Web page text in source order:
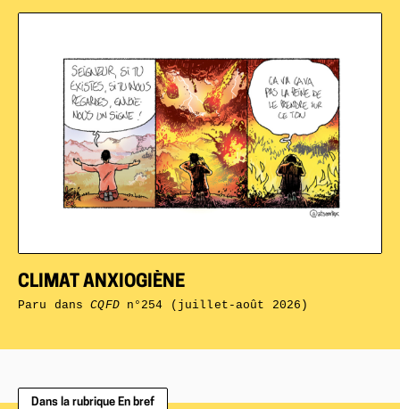
CLIMAT ANXIOGIÈNE
Paru dansCQFDn°254 (juillet-août 2026)
Dans la rubrique En bref